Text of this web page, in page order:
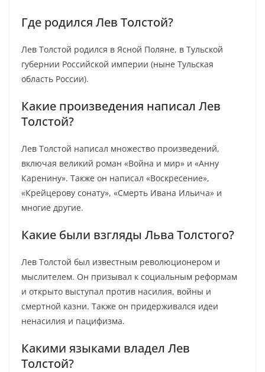
Где родился Лев Толстой?
Лев Толстой родился в Ясной Поляне, в Тульской
губернии Российской империи (ныне Тульская
область России).
Какие произведения написал Лев
Толстой?
Лев Толстой написал множество произведений,
включая великий роман «Война и мир» и «Анну
Каренину». Также он написал «Воскресение»,
«Крейцерову сонату», «Смерть Ивана Ильича» и
многие другие.
Какие были взгляды Льва Толстого?
Лев Толстой был известным революционером и
мыслителем. Он призывал к социальным реформам
и открыто выступал против насилия, войны и
смертной казни. Также он придерживался идеи
ненасилия и пацифизма.
Какими языками владел Лев
Толстой?